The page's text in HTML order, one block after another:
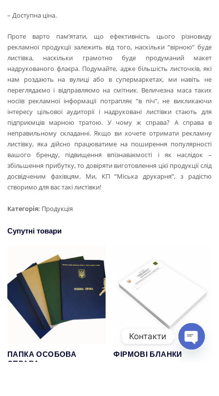
– Доступна ціна.
Проте варто пам’ятати, що ефективність цього різновиду
рекламної продукції залежить від того, наскільки “вірною” буде
листівка, наскільки грамотно буде продуманий макет
надрукованого флаєра. Подумайте, адже більшість листочків, які
нам роздають на вулиці або в супермаркетах, ми навіть не
переглядаємо і відправляємо на смітник. Величезна маса таких
носіїв рекламної інформації потрапляє “в піч”, не викликаючи
інтересу цільової аудиторії і надруковані листівки стають для
підприємців марною тратою. У чому ж справа? А справа в
неправильному складанні. Якщо ви хочете отримати рекламну
листівку, яка дійсно працюватиме на поширення популярності
вашого бренду, підвищення впізнаваємості і як наслідок –
збільшення прибутку, то довіряти виготовлення цієї продукції слід
досвідченим фахівцям. Ми, КП “Міська друкарня”, з радістю
створимо для вас такі листівки!
Категорія: Продукція
Супутні товари
ПАПКА ОСОБОВА
СПРАВА
ФІРМОВІ БЛАНКИ
Контакти
Open